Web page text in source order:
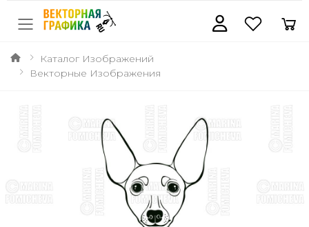
Каталог Изображений
Векторные Изображения